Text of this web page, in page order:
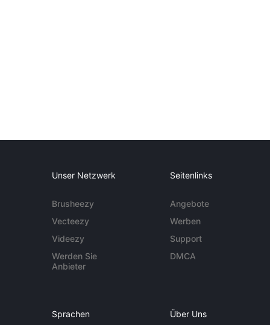
Unser Netzwerk
Brusheezy
Vecteezy
Videezy
Werden Sie
Anbieter
Seitenlinks
Angebote
Werben
Support
DMCA
Sprachen Über Uns